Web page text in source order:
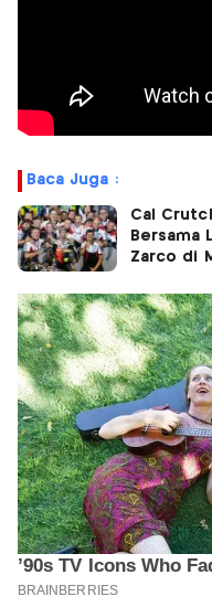
Baca Juga :
Cal
Bersama
Zarco di